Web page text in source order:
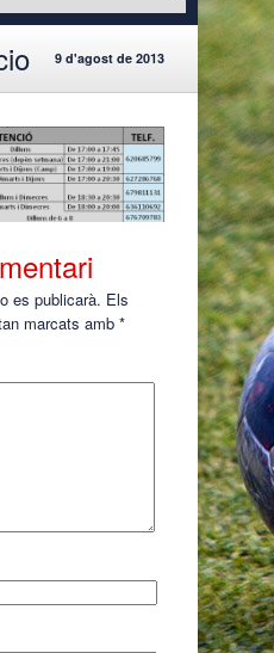
9 d'agost de 2013
es publicarà. Els
marcats amb *